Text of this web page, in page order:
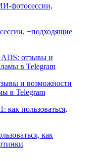
+подходящие
и возможности
в Telegram
как